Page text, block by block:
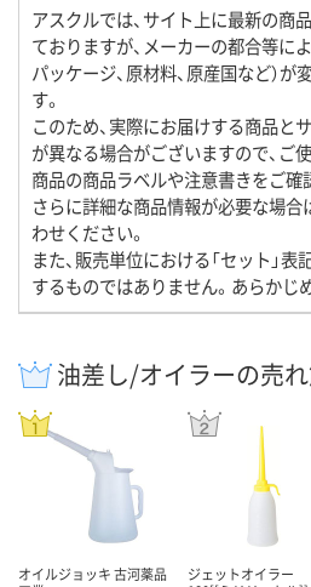
アスクルでは、サイト上に最新の商
ておりますが、メーカーの都合等によ
パッケージ、原材料、原産国など）
す。
このため、実際にお届けする商品と
が異なる場合がございますので、ご
商品の商品ラベルや注意書きをご確
さらに詳細な商品情報が必要な場合
わせください。
また、販売単位における「セット」
するものではありません。あらかじ
油差し/オイラーの売
オイルジョッキ 古河薬品
ジェットオイラー